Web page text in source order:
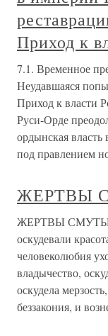
Приход к
7.1. Временное
Неудавшаяся
Приход к власти
Руси-Орде
ордынская власть
под правлением
ЖЕРТВЫ
ЖЕРТВЫ СМУТЫ
оскудевали
человеколюбия
владычество,
оскудела
беззакония, и